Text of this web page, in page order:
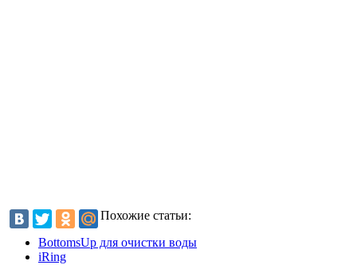
Похожие статьи:
BottomsUp для очистки воды
iRing